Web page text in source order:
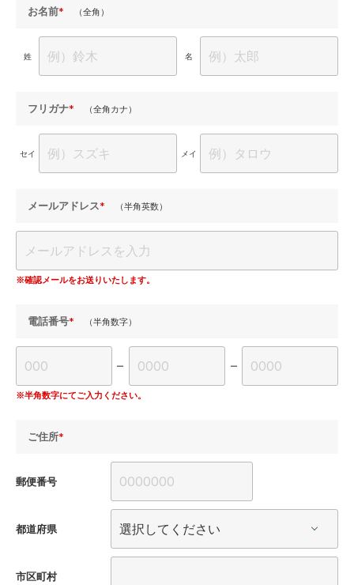
お名前* （全角）
姓 名
フリガナ* （全角カナ）
セイ メイ
メールアドレス* （半角英数）
※確認メールをお送りいたします。
電話番号* （半角数字）
ー ー
※半角数字にてご入力ください。
ご住所*
郵便番号
都道府県
市区町村